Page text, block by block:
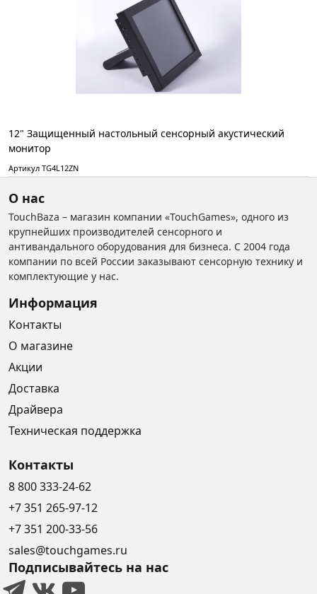
12" Защищенный настольный сенсорный акустический
монитор
Артикул TG4L12ZN
О нас
TouchBaza – магазин компании «TouchGames», одного из
крупнейших производителей сенсорного и
антивандального оборудования для бизнеса. С 2004 года
компании по всей России заказывают сенсорную технику и
комплектующие у нас.
Информация
Контакты
О магазине
Акции
Доставка
Драйвера
Техническая поддержка
Контакты
8 800 333-24-62
+7 351 265-97-12
+7 351 200-33-56
sales@touchgames.ru
Подписывайтесь на нас